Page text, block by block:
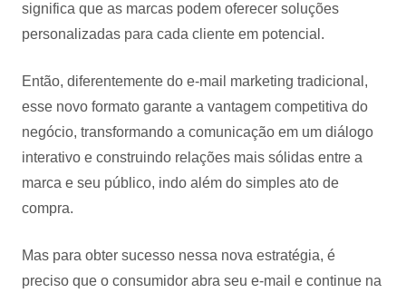
significa que as marcas podem oferecer soluções
personalizadas para cada cliente em potencial.
Então, diferentemente do e-mail marketing tradicional,
esse novo formato garante a vantagem competitiva do
negócio, transformando a comunicação em um diálogo
interativo e construindo relações mais sólidas entre a
marca e seu público, indo além do simples ato de
compra.
Mas para obter sucesso nessa nova estratégia, é
preciso que o consumidor abra seu e-mail e continue na